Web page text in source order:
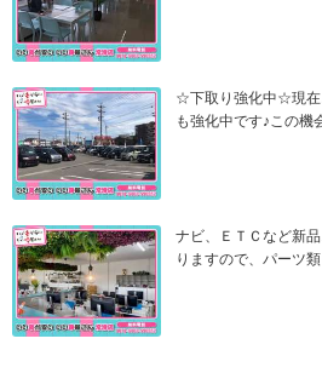
☆下取り強化中☆現在
も強化中です♪この機
ナビ、ＥＴＣなど新
りますので、パーツ